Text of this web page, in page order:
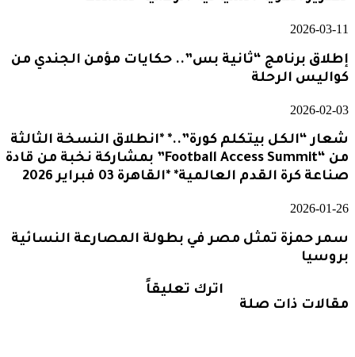
2026-03-11
إطلاق برنامج “ثانية بس”.. حكايات مؤمن الجندي من
كواليس الرحلة
2026-02-03
شعار “الكل بيتكلم كورة”..* *انطلاق النسخة الثالثة
من “Football Access Summit” بمشاركة نخبة من قادة
صناعة كرة القدم العالمية* *القاهرة 03 فبراير 2026
2026-01-26
سمر حمزة تمثل مصر في بطولة المصارعة النسائية
بروسيا
مقالات ذات صلة
اترك تعليقاً